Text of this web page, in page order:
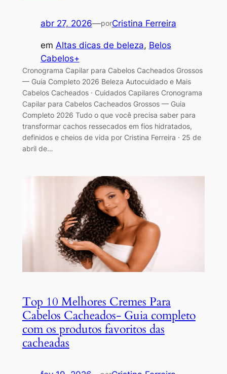
abr 27, 2026—porCristina Ferreira
em Altas dicas de beleza, Belos
Cabelos+
Cronograma Capilar para Cabelos Cacheados Grossos
— Guia Completo 2026 Beleza Autocuidado e Mais
Cabelos Cacheados · Cuidados Capilares Cronograma
Capilar para Cabelos Cacheados Grossos — Guia
Completo 2026 Tudo o que você precisa saber para
transformar cachos ressecados em fios hidratados,
definidos e cheios de vida por Cristina Ferreira · 25 de
abril de…
Top 10 Melhores Cremes Para
Cabelos Cacheados- Guia completo
com os produtos favoritos das
cacheadas